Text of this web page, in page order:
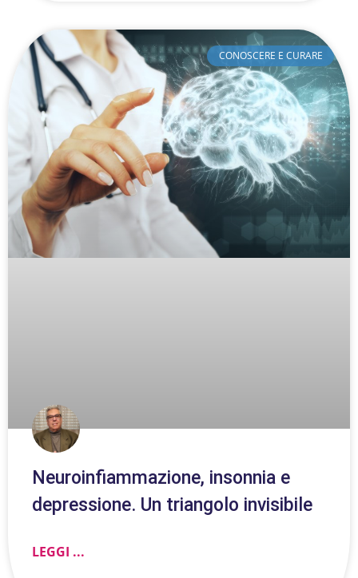
CONOSCERE E CURARE
Neuroinfiammazione, insonnia e
depressione. Un triangolo invisibile
LEGGI ...